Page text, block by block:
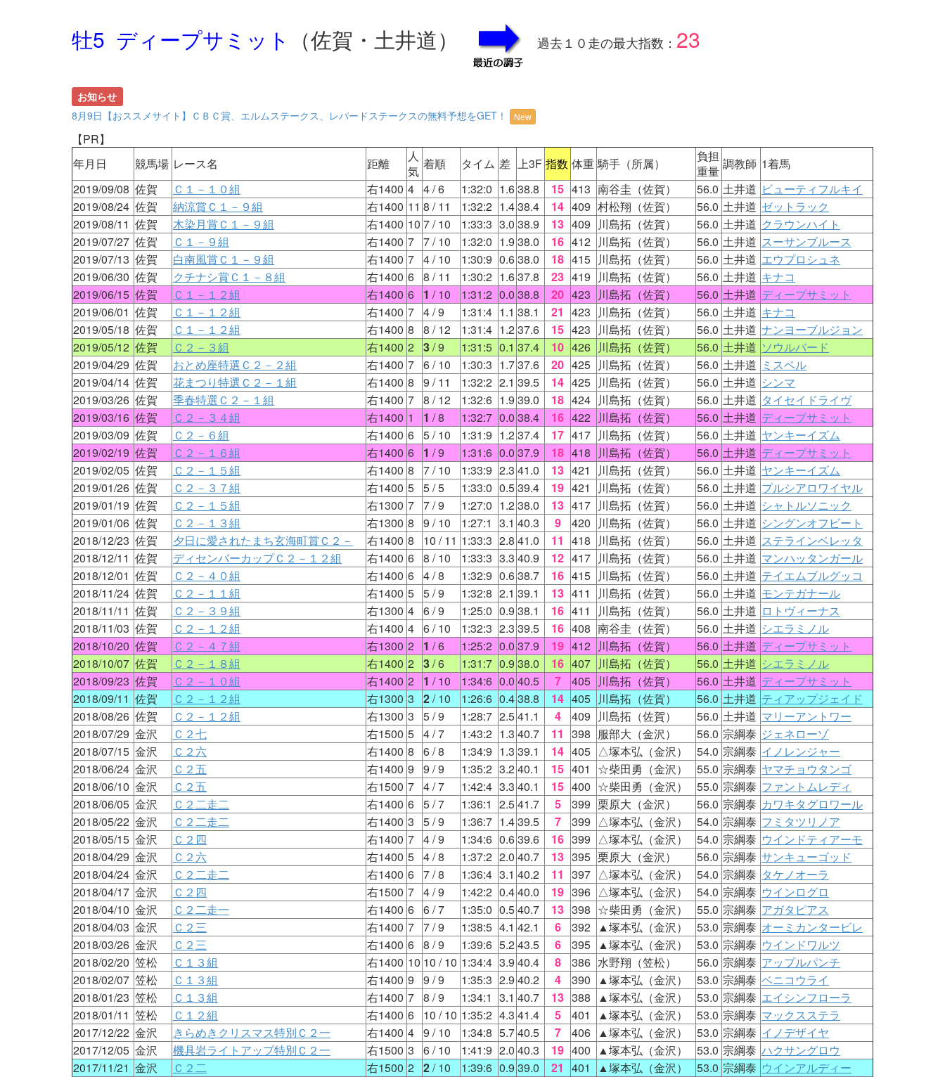
牡5 ディープサミット （佐賀・土井道） 過去１０走の最大指数： 23
お知らせ
8月9日【おススメサイト】ＣＢＣ賞、エルムステークス、レパードステークスの無料予想をGET！
New
【PR】
年月日
競馬場 レース名 距離
人
気 着順 タイム 差 上3F 指数 体重 騎手（所属）
負担
重量 調教師 1着馬
2019/09/08 佐賀 Ｃ１－１０組 右1400 4 4/ 6 1:32:0 1.638.8 15 413 南谷圭（佐賀） 56.0 土井道 ビューティフルキイ
2019/08/24 佐賀 納涼賞Ｃ１－９組 右1400 11 8 / 11 1:32:2 1.438.4 14 409 村松翔（佐賀） 56.0 土井道 ゼットラック
2019/08/11 佐賀 木染月賞Ｃ１－９組 右1400 10 7/ 10 1:33:3 3.0 38.9 13 409 川島拓（佐賀） 56.0 土井道 クラウンハイト
2019/07/27 佐賀 Ｃ１－９組 右1400 7 7/ 10 1:32:0 1.9 38.0 16 412 川島拓（佐賀） 56.0 土井道 スーサンブルース
2019/07/13 佐賀 白南風賞Ｃ１－９組 右1400 7 4/ 10 1:30:9 0.638.0 18 415 川島拓（佐賀） 56.0 土井道 エウプロシュネ
2019/06/30 佐賀 クチナシ賞Ｃ１－８組 右1400 6 8 / 11 1:30:2 1.637.8 23 419 川島拓（佐賀） 56.0 土井道 キナコ
2019/06/15 佐賀 Ｃ１－１２組 右1400 6 1 / 10 1:31:2 0.0 38.8 20 423 川島拓（佐賀） 56.0 土井道 ディープサミット
2019/06/01 佐賀 Ｃ１－１２組 右1400 7 4/ 9 1:31:4 1.1 38.1 21 423 川島拓（佐賀） 56.0 土井道 キナコ
2019/05/18 佐賀 Ｃ１－１２組 右1400 8 8 / 12 1:31:4 1.237.6 15 423 川島拓（佐賀） 56.0 土井道 ナンヨーブルジョン
2019/05/12 佐賀 Ｃ２－３組 右1400 2 3/ 9 1:31:5 0.1 37.4 10 426 川島拓（佐賀） 56.0 土井道 ソウルバード
2019/04/29 佐賀 おとめ座特選Ｃ２－２組 右1400 7 6/ 10 1:30:3 1.737.6 20 425 川島拓（佐賀） 56.0 土井道 ミスベル
2019/04/14 佐賀 花まつり特選Ｃ２－１組 右1400 8 9 / 11 1:32:2 2.1 39.5 14 425 川島拓（佐賀） 56.0 土井道 シンマ
2019/03/26 佐賀 季春特選Ｃ２－１組 右1400 7 8 / 12 1:32:6 1.9 39.0 18 424 川島拓（佐賀） 56.0 土井道 タイセイドライヴ
2019/03/16 佐賀 Ｃ２－３４組 右1400 1 1 / 8 1:32:7 0.0 38.4 16 422 川島拓（佐賀） 56.0 土井道 ディープサミット
2019/03/09 佐賀 Ｃ２－６組 右1400 6 5/ 10 1:31:9 1.237.4 17 417 川島拓（佐賀） 56.0 土井道 ヤンキーイズム
2019/02/19 佐賀 Ｃ２－１６組 右1400 6 1 / 9 1:31:6 0.0 37.9 18 418 川島拓（佐賀） 56.0 土井道 ディープサミット
2019/02/05 佐賀 Ｃ２－１５組 右1400 8 7/ 10 1:33:9 2.3 41.0 13 421 川島拓（佐賀） 56.0 土井道 ヤンキーイズム
2019/01/26 佐賀 Ｃ２－３７組 右1400 5 5/ 5 1:33:0 0.539.4 19 421 川島拓（佐賀） 56.0 土井道 プルシアロワイヤル
2019/01/19 佐賀 Ｃ２－１５組 右1300 7 7/ 9 1:27:0 1.238.0 13 417 川島拓（佐賀） 56.0 土井道 シャトルソニック
2019/01/06 佐賀 Ｃ２－１３組 右1300 8 9 / 10 1:27:1 3.1 40.3 9 420 川島拓（佐賀） 56.0 土井道 シングンオフビート
2018/12/23 佐賀 夕日に愛されたまち玄海町賞Ｃ２－ 右1400 8 10 / 11 1:33:3 2.8 41.0 11 418 川島拓（佐賀） 56.0 土井道 ステラインベレッタ
2018/12/11 佐賀 ディセンバーカップＣ２－１２組 右1400 6 8 / 10 1:33:3 3.3 40.9 12 417 川島拓（佐賀） 56.0 土井道 マンハッタンガール
2018/12/01 佐賀 Ｃ２－４０組 右1400 6 4/ 8 1:32:9 0.638.7 16 415 川島拓（佐賀） 56.0 土井道 テイエムブルグッコ
2018/11/24 佐賀 Ｃ２－１１組 右1400 5 5/ 9 1:32:8 2.1 39.1 13 411 川島拓（佐賀） 56.0 土井道 モンテガナール
2018/11/11 佐賀 Ｃ２－３９組 右1300 4 6/ 9 1:25:0 0.9 38.1 16 411 川島拓（佐賀） 56.0 土井道 ロトヴィーナス
2018/11/03 佐賀 Ｃ２－１２組 右1400 4 6/ 10 1:32:3 2.3 39.5 16 408 南谷圭（佐賀） 56.0 土井道 シエラミノル
2018/10/20 佐賀 Ｃ２－４７組 右1300 2 1 / 6 1:25:2 0.0 37.9 19 412 川島拓（佐賀） 56.0 土井道 ディープサミット
2018/10/07 佐賀 Ｃ２－１８組 右1400 2 3/ 6 1:31:7 0.9 38.0 16 407 川島拓（佐賀） 56.0 土井道 シエラミノル
2018/09/23 佐賀 Ｃ２－１０組 右1400 2 1 / 10 1:34:6 0.0 40.5 7 405 川島拓（佐賀） 56.0 土井道 ディープサミット
2018/09/11 佐賀 Ｃ２－１２組 右1300 3 2/ 10 1:26:6 0.438.8 14 405 川島拓（佐賀） 56.0 土井道 ティアップジェイド
2018/08/26 佐賀 Ｃ２－１２組 右1300 3 5/ 9 1:28:7 2.541.1 4 409 川島拓（佐賀） 56.0 土井道 マリーアントワー
2018/07/29 金沢 Ｃ２七 右1500 5 4/ 7 1:43:2 1.3 40.7 11 398 服部大（金沢） 56.0 宗綱泰 ジェネローゾ
2018/07/15 金沢 Ｃ２六 右1400 8 6/ 8 1:34:9 1.3 39.1 14 405 △塚本弘（金沢） 54.0 宗綱泰 イノレンジャー
2018/06/24 金沢 Ｃ２五 右1400 9 9 / 9 1:35:2 3.240.1 15 401 ☆柴田勇（金沢） 55.0 宗綱泰 ヤマチョウタンゴ
2018/06/10 金沢 Ｃ２五 右1500 7 4/ 7 1:42:4 3.3 40.1 15 400 ☆柴田勇（金沢） 55.0 宗綱泰 ファントムレディ
2018/06/05 金沢 Ｃ２二走二 右1400 6 5/ 7 1:36:1 2.541.7 5 399 栗原大（金沢） 56.0 宗綱泰 カワキタグロワール
2018/05/22 金沢 Ｃ２二走二 右1400 3 5/ 9 1:36:7 1.439.5 7 399 △塚本弘（金沢） 54.0 宗綱泰 フミタツリノア
2018/05/15 金沢 Ｃ２四 右1400 7 4/ 9 1:34:6 0.639.6 16 399 △塚本弘（金沢） 54.0 宗綱泰 ウインドティアーモ
2018/04/29 金沢 Ｃ２六 右1400 5 4/ 8 1:37:2 2.0 40.7 13 395 栗原大（金沢） 56.0 宗綱泰 サンキューゴッド
2018/04/24 金沢 Ｃ２二走二 右1400 6 7/ 8 1:36:4 3.1 40.2 11 397 △塚本弘（金沢） 54.0 宗綱泰 タケノオーラ
2018/04/17 金沢 Ｃ２四 右1500 7 4/ 9 1:42:2 0.440.0 19 396 △塚本弘（金沢） 54.0 宗綱泰 ウインログロ
2018/04/10 金沢 Ｃ２二走一 右1400 6 6/ 7 1:35:0 0.540.7 13 398 ☆柴田勇（金沢） 55.0 宗綱泰 アガタピアス
2018/04/03 金沢 Ｃ２三 右1400 7 7/ 9 1:38:5 4.1 42.1 6 392 ▲塚本弘（金沢） 53.0 宗綱泰 オーミカンタービレ
2018/03/26 金沢 Ｃ２三 右1400 6 8 / 9 1:39:6 5.243.5 6 395 ▲塚本弘（金沢） 53.0 宗綱泰 ウインドワルツ
2018/02/20 笠松 Ｃ１３組 右1400 10 10 / 10 1:34:4 3.9 40.4 8 386 水野翔（笠松） 56.0 宗綱泰 アップルパンチ
2018/02/07 笠松 Ｃ１３組 右1400 9 9 / 9 1:35:3 2.9 40.2 4 390 ▲塚本弘（金沢） 53.0 宗綱泰 ベニコウライ
2018/01/23 笠松 Ｃ１３組 右1400 7 8 / 9 1:34:1 3.1 40.7 13 388 ▲塚本弘（金沢） 53.0 宗綱泰 エイシンフローラ
2018/01/11 笠松 Ｃ１２組 右1400 6 10 / 10 1:35:2 4.3 41.4 5 401 ▲塚本弘（金沢） 53.0 宗綱泰 マックスステラ
2017/12/22 金沢 きらめきクリスマス特別Ｃ２一 右1400 4 9 / 10 1:34:8 5.740.5 7 406 ▲塚本弘（金沢） 53.0 宗綱泰 イノデザイヤ
2017/12/05 金沢 機具岩ライトアップ特別Ｃ２一 右1500 3 6/ 10 1:41:9 2.0 40.3 19 400 ▲塚本弘（金沢） 53.0 宗綱泰 ハクサングロウ
2017/11/21 金沢 Ｃ２二 右1500 2 2/ 10 1:39:6 0.9 39.0 21 401 ▲塚本弘（金沢） 53.0 宗綱泰 ウインアルディー